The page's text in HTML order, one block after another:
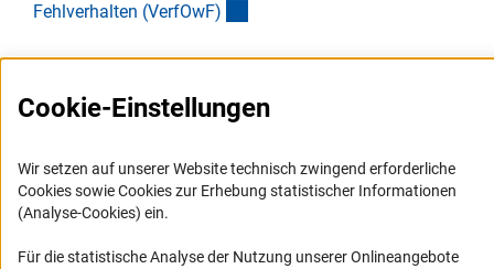
Fehlverhalten (VerfOwF)
Service
RSS-Feed
Barrierefreiheit
Cookie-Einstellungen
Wir setzen auf unserer Website technisch zwingend erforderliche
Cookies sowie Cookies zur Erhebung statistischer Informationen
(Analyse-Cookies) ein.
Für die statistische Analyse der Nutzung unserer Onlineangebote